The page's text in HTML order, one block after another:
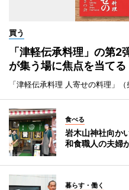
買う
「津軽伝承料理」の第
が集う場に焦点を当てる
「津軽伝承料理 人寄せの料理」
食べる
岩木山神社向か
和食職人の夫婦
暮らす・働く